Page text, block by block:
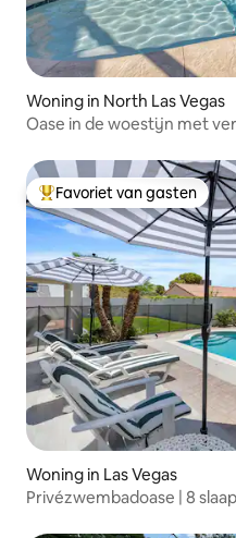
Woning in North Las Vegas
Oase in de woestijn met
Topfavoriet van gasten
Favoriet van gasten
Woning in Las Vegas
Privézwembadoase | 8